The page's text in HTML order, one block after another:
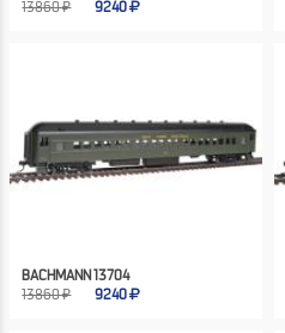
13860 ₽ 9240
BACHMANN 13704
13860 ₽
9240